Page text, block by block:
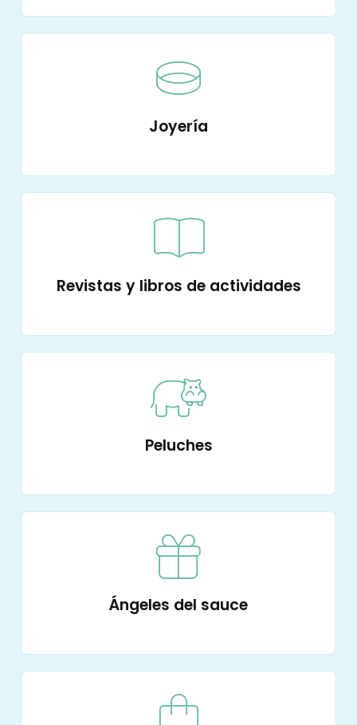
Joyería
Revistas y libros de actividades
Peluches
Ángeles del sauce